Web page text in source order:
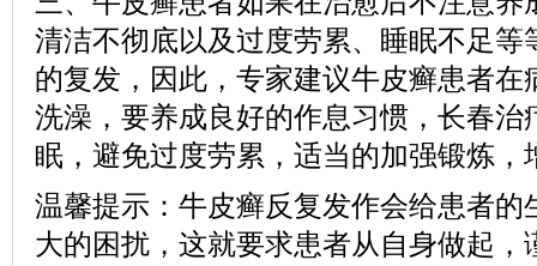
清洁不彻底以及过度劳累、睡眠不足等
的复发，因此，专家建议牛皮癣患者在
洗澡，要养成良好的作息习惯，长春治
眠，避免过度劳累，适当的加强锻炼，
温馨提示：牛皮癣反复发作会给患者的
大的困扰，这就要求患者从自身做起，